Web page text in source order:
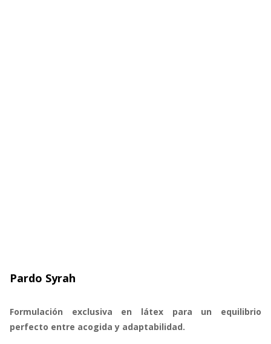
Pardo Syrah
Formulación exclusiva en látex para un equilibrio
perfecto entre acogida y adaptabilidad.